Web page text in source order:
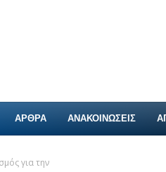
ΑΡΘΡΑ ΑΝΑΚΟΙΝΩΣΕΙΣ
για την